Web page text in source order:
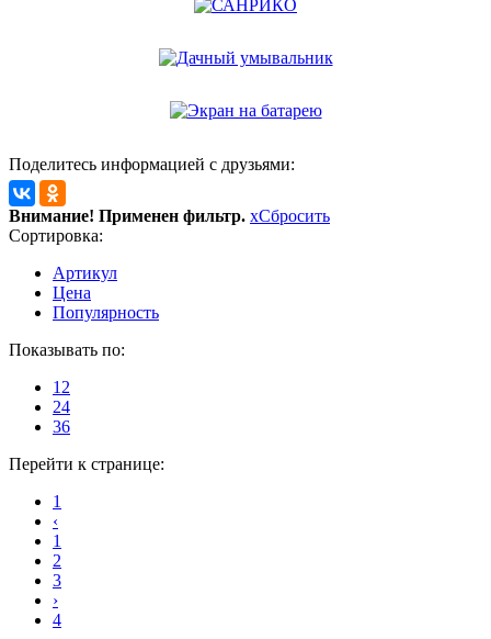
Поделитесь информацией с друзьями:
Внимание! Применен фильтр. xСбросить
Сортировка:
Артикул
Цена
Популярность
Показывать по:
12
24
36
Перейти к странице:
1
‹
1
2
3
›
4